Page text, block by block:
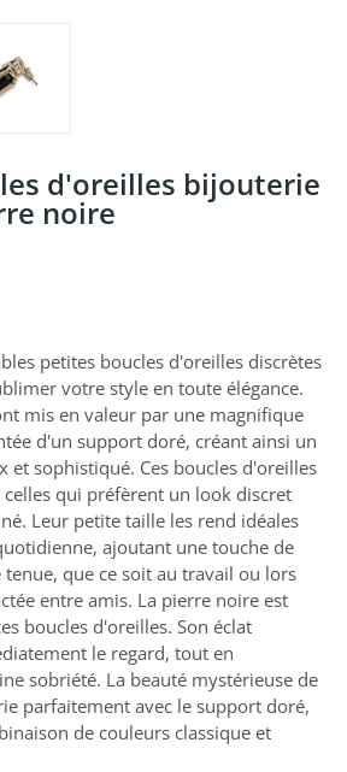
d'oreilles bijouterie
noire
petites boucles d'oreilles discrètes
votre style en toute élégance.
mis en valeur par une magnifique
d'un support doré, créant ainsi un
et sophistiqué. Ces boucles d'oreilles
qui préfèrent un look discret
Leur petite taille les rend idéales
ajoutant une touche de
que ce soit au travail ou lors
entre amis. La pierre noire est
boucles d'oreilles. Son éclat
le regard, tout en
sobriété. La beauté mystérieuse de
parfaitement avec le support doré,
de couleurs classique et